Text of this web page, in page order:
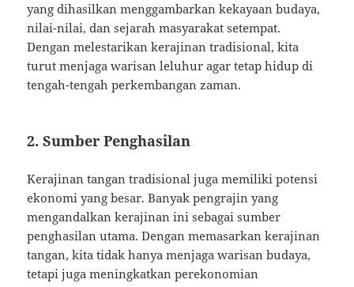
yang dihasilkan menggambarkan kekayaan budaya,
nilai-nilai, dan sejarah masyarakat setempat.
Dengan melestarikan kerajinan tradisional, kita
turut menjaga warisan leluhur agar tetap hidup di
tengah-tengah perkembangan zaman.
2.Sumber Penghasilan
Kerajinan tangan tradisional juga memiliki potensi
ekonomi yang besar. Banyak pengrajin yang
mengandalkan kerajinan ini sebagai sumber
penghasilan utama. Dengan memasarkan kerajinan
tangan, kita tidak hanya menjaga warisan budaya,
tetapi juga meningkatkan perekonomian